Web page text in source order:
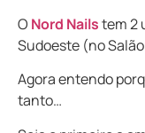
O Nord Nailstem 2
Sudoeste (no
Agora entendo
tanto…